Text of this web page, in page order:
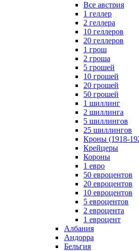
Все австрия
1 геллер
2 геллера
10 геллеров
20 геллеров
1 грош
2 гроша
5 грошей
10 грошей
20 грошей
50 грошей
1 шиллинг
2 шиллинга
5 шиллингов
25 шиллингов
Кроны (1918-
Крейцеры
Короны
1 евро
50 евроцентов
20 евроцентов
10 евроцентов
5 евроцентов
2 евроцента
1 евроцент
Албания
Андорра
Бельгия